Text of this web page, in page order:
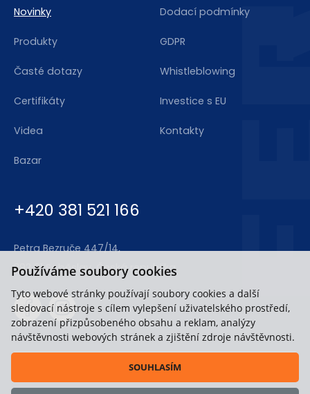
Používáme soubory cookies
Tyto webové stránky používají soubory cookies a další
sledovací nástroje s cílem vylepšení uživatelského prostředí,
zobrazení přizpůsobeného obsahu a reklam, analýzy
návštěvnosti webových stránek a zjištění zdroje návštěvnosti.
SOUHLASÍM
Novinky
Produkty
Časté dotazy
Certifikáty
Videa
Bazar
Dodací podmínky
GDPR
Whistleblowing
Investice s EU
Kontakty
+420 381 521 166
Petra Bezruče 447/14,
392 01 Soběslav, Česká republika